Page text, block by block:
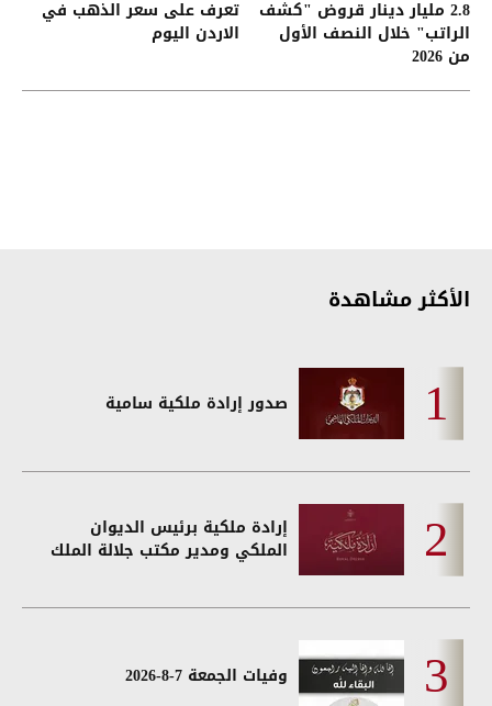
2.8 مليار دينار قروض "كشف
الراتب" خلال النصف الأول
من 2026
تعرف على سعر الذهب في
الاردن اليوم
الأكثر مشاهدة
صدور إرادة ملكية سامية
إرادة ملكية برئيس الديوان
الملكي ومدير مكتب جلالة الملك
وفيات الجمعة 7-8-2026